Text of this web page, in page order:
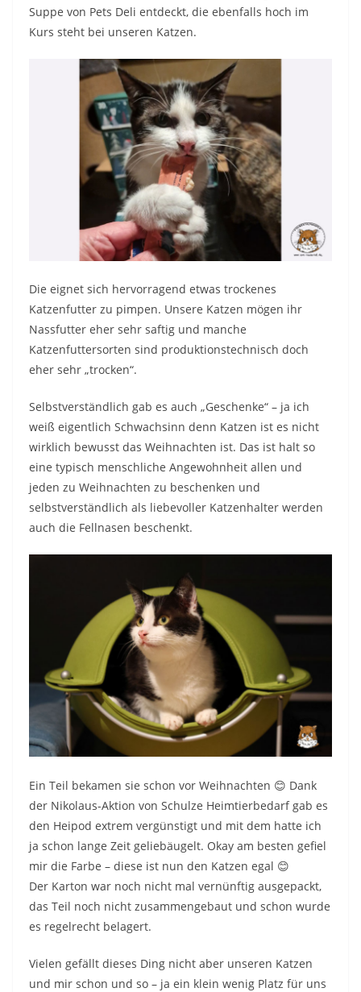
Suppe von Pets Deli entdeckt, die ebenfalls hoch im
Kurs steht bei unseren Katzen.
Die eignet sich hervorragend etwas trockenes
Katzenfutter zu pimpen. Unsere Katzen mögen ihr
Nassfutter eher sehr saftig und manche
Katzenfuttersorten sind produktionstechnisch doch
eher sehr „trocken“.
Selbstverständlich gab es auch „Geschenke“ – ja ich
weiß eigentlich Schwachsinn denn Katzen ist es nicht
wirklich bewusst das Weihnachten ist. Das ist halt so
eine typisch menschliche Angewohnheit allen und
jeden zu Weihnachten zu beschenken und
selbstverständlich als liebevoller Katzenhalter werden
auch die Fellnasen beschenkt.
Ein Teil bekamen sie schon vor Weihnachten 😊 Dank
der Nikolaus-Aktion von Schulze Heimtierbedarf gab es
den Heipod extrem vergünstigt und mit dem hatte ich
ja schon lange Zeit geliebäugelt. Okay am besten gefiel
mir die Farbe – diese ist nun den Katzen egal 😊
Der Karton war noch nicht mal vernünftig ausgepackt,
das Teil noch nicht zusammengebaut und schon wurde
es regelrecht belagert.
Vielen gefällt dieses Ding nicht aber unseren Katzen
und mir schon und so – ja ein klein wenig Platz für uns